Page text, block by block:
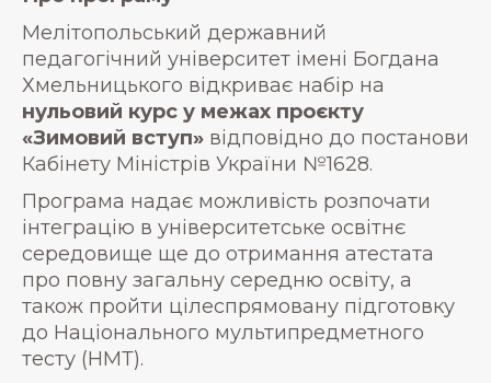
Мелітопольський державний
педагогічний університет імені Богдана
Хмельницького відкриває набір на
нульовий курс у межах проєкту
«Зимовий вступ» відповідно до постанови
Кабінету Міністрів України №1628.
Програма надає можливість розпочати
інтеграцію в університетське освітнє
середовище ще до отримання атестата
про повну загальну середню освіту, а
також пройти цілеспрямовану підготовку
до Національного мультипредметного
тесту (НМТ).